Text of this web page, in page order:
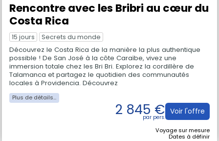
Rencontre avec les Bribri au cœur du
Costa Rica
15 jours Secrets du monde
Découvrez le Costa Rica de la manière la plus authentique
possible ! De San José à la côte Caraïbe, vivez une
immersion totale chez les Bri Bri. Explorez la cordillère de
Talamanca et partagez le quotidien des communautés
locales à Providencia. Découvrez
2 845 € Voir l'offre
Voyage sur mesure
Dates à définir